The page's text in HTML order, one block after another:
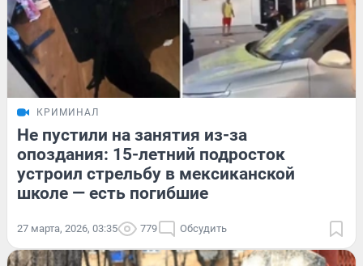
КРИМИНАЛ
Не пустили на занятия из-за
опоздания: 15-летний подросток
устроил стрельбу в мексиканской
школе — есть погибшие
27 марта, 2026, 03:35 779 Обсудить